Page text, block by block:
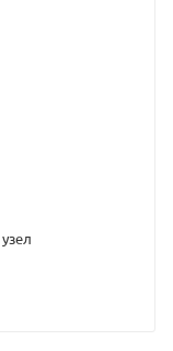
https://
без